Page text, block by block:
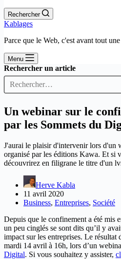
Rechercher
Kablages
Parce que le Web, c'est avant tout
Menu
Rechercher un article
Un webinar sur le
par les Sommets du
J'aurai le plaisir d'intervenir lors d'un
organisé par les éditions Kawa. Et si
découvrirez en filigrane le titre d'un
Herve Kabla
11 avril 2020
Business, Entreprises, Société
Depuis que le confinement a été mis
un peu cinglés se sont dits qu’il y
impact sur les entreprises. Le résultat
mardi 14 avril à 16h, lors d’un
Digital. Si vous souhaitez y assister,